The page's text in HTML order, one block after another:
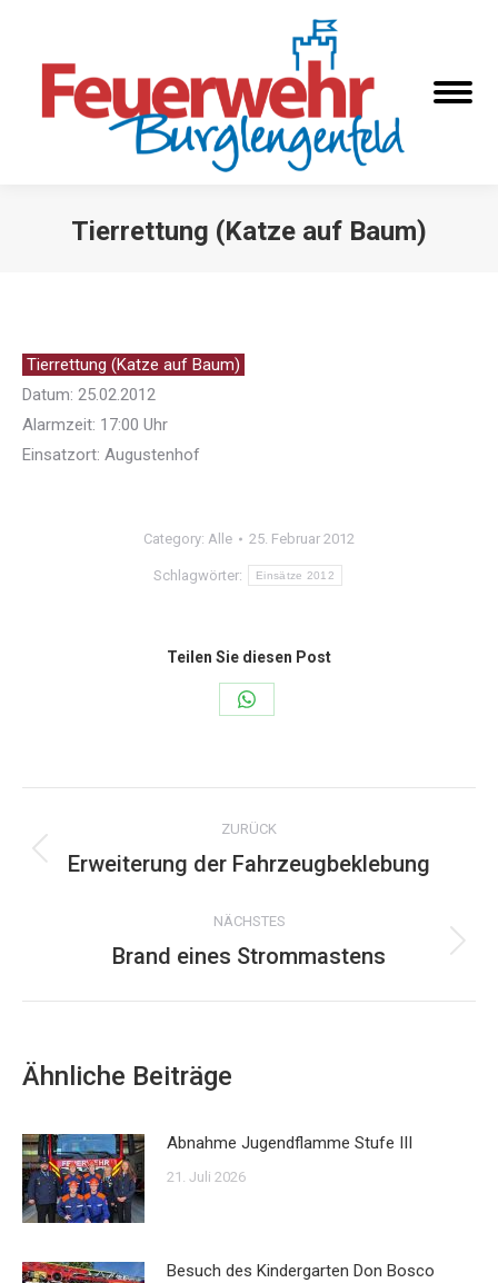
Tierrettung (Katze auf Baum)
Tierrettung (Katze auf Baum)
Datum: 25.02.2012
Alarmzeit: 17:00 Uhr
Einsatzort: Augustenhof
Category: Alle 25. Februar 2012
Schlagwörter: Einsätze 2012
Teilen Sie diesen Post
Share
WhatsApp
Kommentarnavigation
ZURÜCK
Vorheriger
Erweiterung der Fahrzeugbeklebung
NÄCHSTES
Nächster
Brand eines Strommastens
Ähnliche Beiträge
Abnahme Jugendflamme Stufe III
21. Juli 2026
Besuch des Kindergarten Don Bosco